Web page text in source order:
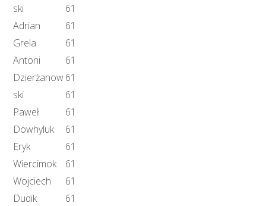
ski
Adrian
Grela
Antoni
Dzierżanow
ski
Paweł
Dowhyluk
Eryk
Wiercimok
Wojciech
Dudik
61
61
61
61
61
61
61
61
61
61
61
61